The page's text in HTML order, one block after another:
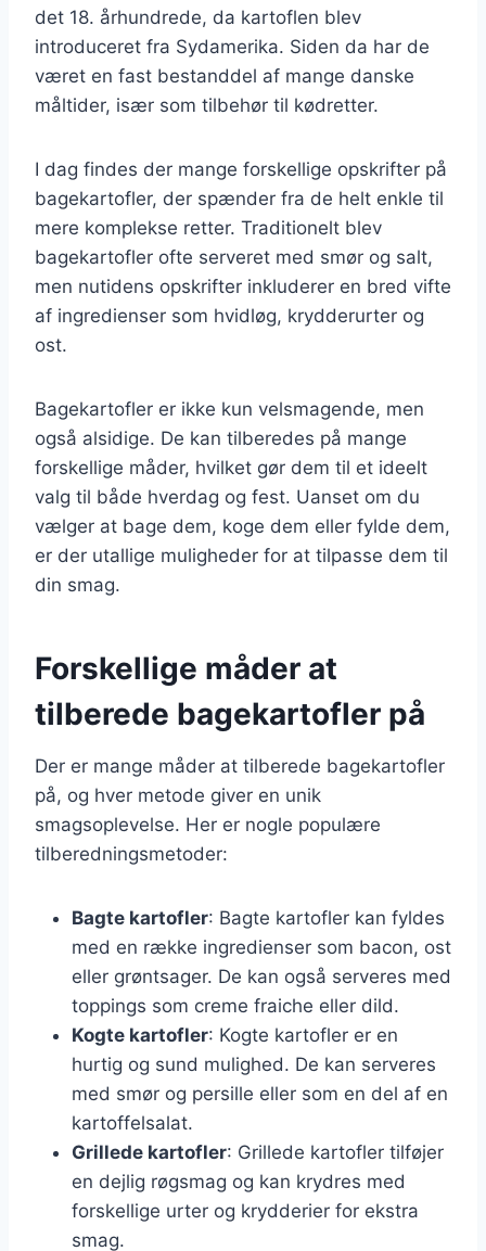
det 18. århundrede, da kartoflen blev
introduceret fra Sydamerika. Siden da har de
været en fast bestanddel af mange danske
måltider, især som tilbehør til kødretter.
I dag findes der mange forskellige opskrifter på
bagekartofler, der spænder fra de helt enkle til
mere komplekse retter. Traditionelt blev
bagekartofler ofte serveret med smør og salt,
men nutidens opskrifter inkluderer en bred vifte
af ingredienser som hvidløg, krydderurter og
ost.
Bagekartofler er ikke kun velsmagende, men
også alsidige. De kan tilberedes på mange
forskellige måder, hvilket gør dem til et ideelt
valg til både hverdag og fest. Uanset om du
vælger at bage dem, koge dem eller fylde dem,
er der utallige muligheder for at tilpasse dem til
din smag.
Forskellige måder at
tilberede bagekartofler på
Der er mange måder at tilberede bagekartofler
på, og hver metode giver en unik
smagsoplevelse. Her er nogle populære
tilberedningsmetoder:
Bagte kartofler: Bagte kartofler kan fyldes
med en række ingredienser som bacon, ost
eller grøntsager. De kan også serveres med
toppings som creme fraiche eller dild.
Kogte kartofler: Kogte kartofler er en
hurtig og sund mulighed. De kan serveres
med smør og persille eller som en del af en
kartoffelsalat.
Grillede kartofler: Grillede kartofler tilføjer
en dejlig røgsmag og kan krydres med
forskellige urter og krydderier for ekstra
smag.